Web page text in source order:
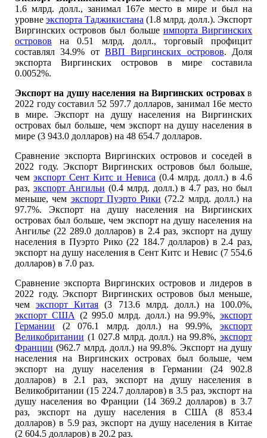
1.6 млрд. долл., занимал 167е место в мире и был на
уровне экспорта Таджикистана (1.8 млрд. долл.). Экспорт
Виргинских островов был больше импорта Виргинских
островов на 0.51 млрд. долл., торговый профицит
составлял 34.9% от ВВП Виргинских островов. Доля
экспорта Виргинских островов в мире составила
0.0052%.
Экспорт на душу населения на Виргинских островахв
2022 году составил 52 597.7 долларов, занимал 16е место
в мире. Экспорт на душу населения на Виргинских
островах был больше, чем экспорт на душу населения в
мире (3 943.0 долларов) на 48 654.7 долларов.
Сравнение экспорта Виргинских островов и соседей в
2022 году. Экспорт Виргинских островов был больше,
чем экспорт Сент Китс и Невиса (0.4 млрд. долл.) в 4.6
раз, экспорт Ангильи (0.4 млрд. долл.) в 4.7 раз, но был
меньше, чем экспорт Пуэрто Рики (72.2 млрд. долл.) на
97.7%. Экспорт на душу населения на Виргинских
островах был больше, чем экспорт на душу населения на
Ангилье (22 289.0 долларов) в 2.4 раз, экспорт на душу
населения в Пуэрто Рико (22 184.7 долларов) в 2.4 раз,
экспорт на душу населения в Сент Китс и Невис (7 554.6
долларов) в 7.0 раз.
Сравнение экспорта Виргинских островов и лидеров в
2022 году. Экспорт Виргинских островов был меньше,
чемэкспорт Китая (3 713.6 млрд. долл.) на 100.0%,
экспорт США (2 995.0 млрд. долл.) на 99.9%, экспорт
Германии (2 076.1 млрд. долл.) на 99.9%, экспорт
Великобритании (1 027.8 млрд. долл.) на 99.8%, экспорт
Франции (962.7 млрд. долл.) на 99.8%. Экспорт на душу
населения на Виргинских островах был больше, чем
экспорт на душу населения в Германии (24 902.8
долларов) в 2.1 раз, экспорт на душу населения в
Великобритании (15 224.7 долларов) в 3.5 раз, экспорт на
душу населения во Франции (14 369.2 долларов) в 3.7
раз, экспорт на душу населения в США (8 853.4
долларов) в 5.9 раз, экспорт на душу населения в Китае
(2 604.5 долларов) в 20.2 раз.